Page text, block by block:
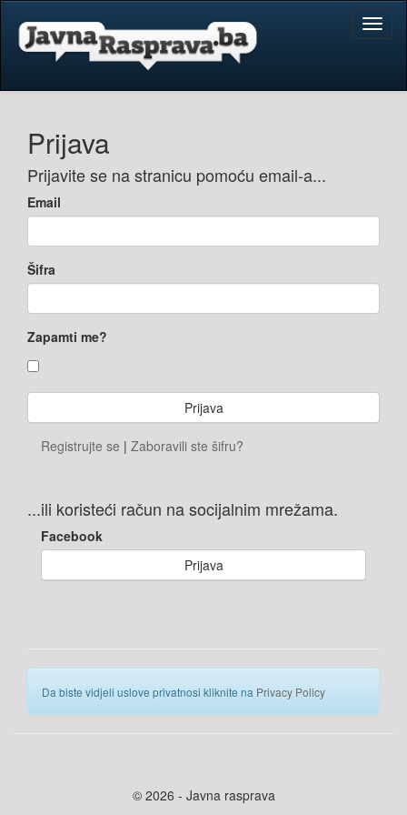
Prijava
Prijavite se na stranicu pomoću email-a...
Email
Šifra
Zapamti me?
Registrujte se | Zaboravili ste šifru?
...ili koristeći račun na socijalnim mrežama.
Facebook
Prijava
Da biste vidjeli uslove privatnosi kliknite na Privacy Policy
© 2026 - Javna rasprava